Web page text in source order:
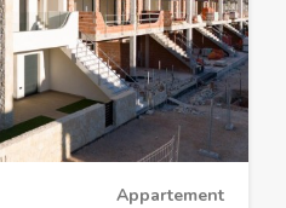
Appartement